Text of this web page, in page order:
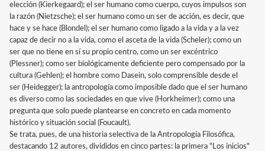
elección (Kierkegaard); el ser humano como cuerpo, cuyos impulsos son
la razón (Nietzsche); el ser humano como un ser de acción, es decir, que
hace y se hace (Blondel); el ser humano como ligado a la vida y a la vez
capaz de decir no a la vida, como el asceta de la vida (Scheler); como un
ser que no tiene en sí su propio centro, como un ser excéntrico
(Plessner); como ser biológicamente deficiente pero compensado por la
cultura (Gehlen); el hombre como Dasein, solo comprensible desde el
ser (Heidegger); la antropología como imposible dado que el ser humano
es diverso como las sociedades en que vive (Horkheimer); como una
pregunta que solo puede plantearse en concreto en cada momento
histórico y situación social (Foucault).
Se trata, pues, de una historia selectiva de la Antropología Filosófica,
destacando 12 autores, divididos en cinco partes: la primera "Los inicios"